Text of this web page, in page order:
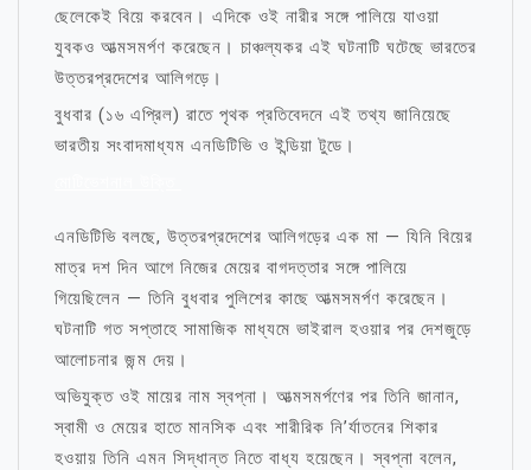
ছেলেকেই বিয়ে করবেন। এদিকে ওই নারীর সঙ্গে পালিয়ে যাওয়া
যুবকও আত্মসমর্পণ করেছেন। চাঞ্চল্যকর এই ঘটনাটি ঘটেছে ভারতের
উত্তরপ্রদেশের আলিগড়ে।
বুধবার (১৬ এপ্রিল) রাতে পৃথক প্রতিবেদনে এই তথ্য জানিয়েছে
ভারতীয় সংবাদমাধ্যম এনডিটিভি ও ইন্ডিয়া টুডে।
এনডিটিভি বলছে, উত্তরপ্রদেশের আলিগড়ের এক মা — যিনি বিয়ের
মাত্র দশ দিন আগে নিজের মেয়ের বাগদত্তার সঙ্গে পালিয়ে
গিয়েছিলেন — তিনি বুধবার পুলিশের কাছে আত্মসমর্পণ করেছেন।
ঘটনাটি গত সপ্তাহে সামাজিক মাধ্যমে ভাইরাল হওয়ার পর দেশজুড়ে
আলোচনার জন্ম দেয়।
অভিযুক্ত ওই মায়ের নাম স্বপ্না। আত্মসমর্পণের পর তিনি জানান,
স্বামী ও মেয়ের হাতে মানসিক এবং শারীরিক নি’র্যাতনের শিকার
হওয়ায় তিনি এমন সিদ্ধান্ত নিতে বাধ্য হয়েছেন। স্বপ্না বলেন,